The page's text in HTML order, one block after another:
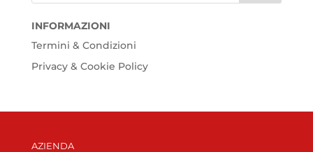
INFORMAZIONI
Termini & Condizioni
Privacy & Cookie Policy
AZIENDA